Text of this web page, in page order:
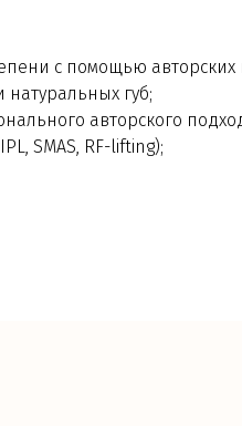
с помощью авторских
натуральных губ;
авторского
SMAS, RF-lifting);